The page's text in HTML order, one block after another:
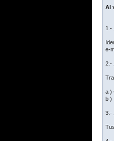
Al
1.-
e-
2.-
a )
b )
3.-